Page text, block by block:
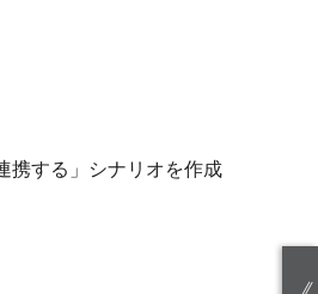
携する」シナリオを作成